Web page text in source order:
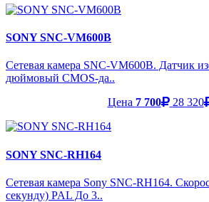
SONY SNC-VM600B
Сетевая камера SNC-VM600B. Датчик
дюймовый CMOS-да..
Цена 7 700 28 320
SONY SNC-RH164
Сетевая камера Sony SNC-RH164.
секунду) PAL До 3..